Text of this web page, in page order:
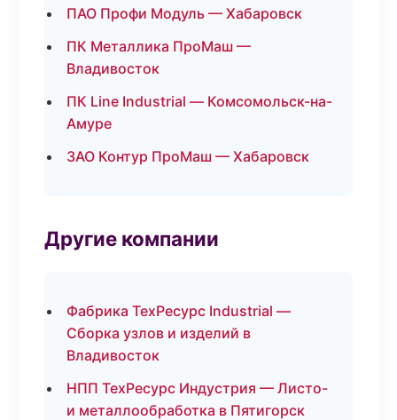
ПАО Профи Модуль — Хабаровск
ПК Металлика ПроМаш —
Владивосток
ПК Line Industrial — Комсомольск-на-
Амуре
ЗАО Контур ПроМаш — Хабаровск
Другие компании
Фабрика ТехРесурс Industrial —
Сборка узлов и изделий в
Владивосток
НПП ТехРесурс Индустрия — Листо-
и металлообработка в Пятигорск